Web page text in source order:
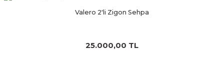
Valero 2'li Zigon Sehpa
25.000,00 TL